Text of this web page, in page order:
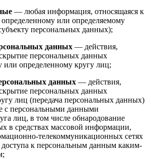
— любая информация, относящаяся к
или определяемому
персональных данных);
данных — действия,
персональных данных
или определенному кругу лиц;
данных — действия,
персональных данных
лиц (передача персональных данных)
с персональными данными
лиц, в том числе обнародование
в средствах массовой информации,
телекоммуникационных сетях
доступа к персональным данным каким-